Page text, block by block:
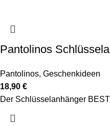
Pantolinos
Pantolinos, Geschenkideen
18,90 €
Der Schlüsselanhänger